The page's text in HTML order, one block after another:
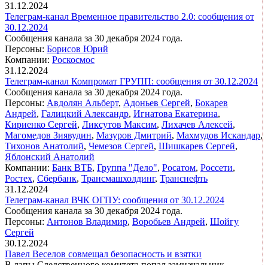
31.12.2024
Телеграм-канал Временное правительство 2.0: сообщения от
30.12.2024
Сообщения канала за 30 декабря 2024 года.
Персоны: Борисов Юрий
Компании: Роскосмос
31.12.2024
Телеграм-канал Компромат ГРУПП: сообщения от 30.12.2024
Сообщения канала за 30 декабря 2024 года.
Персоны: Авдолян Альберт, Адоньев Сергей, Бокарев
Андрей, Галицкий Александр, Игнатова Екатерина,
Кириенко Сергей, Ликсутов Максим, Лихачев Алексей,
Магомедов Зиявудин, Мазуров Дмитрий, Махмудов Искандар,
Тихонов Анатолий, Чемезов Сергей, Шишкарев Сергей,
Яблонский Анатолий
Компании: Банк ВТБ, Группа "Дело", Росатом, Россети,
Ростех, Сбербанк, Трансмашхолдинг, Транснефть
31.12.2024
Телеграм-канал ВЧК ОГПУ: сообщения от 30.12.2024
Сообщения канала за 30 декабря 2024 года.
Персоны: Антонов Владимир, Воробьев Андрей, Шойгу
Сергей
30.12.2024
Павел Веселов совмещал безопасность и взятки